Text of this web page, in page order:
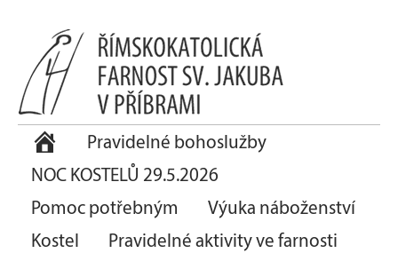
Pravidelné bohoslužby
NOC KOSTELŮ 29.5.2026
Pomoc potřebným
Výuka náboženství
Kostel
Pravidelné aktivity ve farnosti